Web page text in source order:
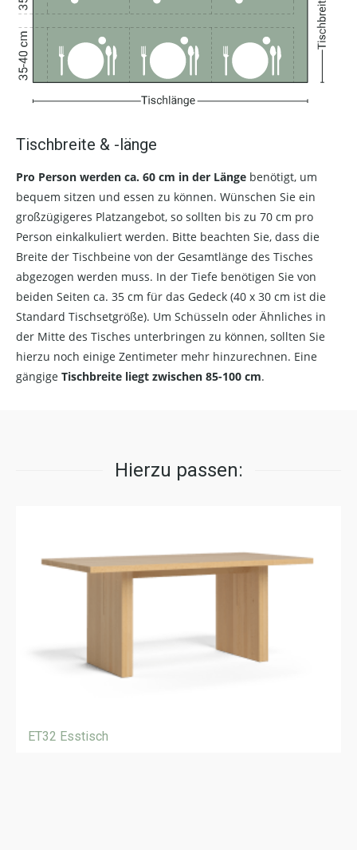
Tischbreite & -länge
Pro Person werden ca. 60 cm in der Länge benötigt, um
bequem sitzen und essen zu können. Wünschen Sie ein
großzügigeres Platzangebot, so sollten bis zu 70 cm pro
Person einkalkuliert werden. Bitte beachten Sie, dass die
Breite der Tischbeine von der Gesamtlänge des Tisches
abgezogen werden muss. In der Tiefe benötigen Sie von
beiden Seiten ca. 35 cm für das Gedeck (40 x 30 cm ist die
Standard Tischsetgröße). Um Schüsseln oder Ähnliches in
der Mitte des Tisches unterbringen zu können, sollten Sie
hierzu noch einige Zentimeter mehr hinzurechnen. Eine
gängige Tischbreite liegt zwischen 85-100 cm.
Hierzu passen:
ET32 Esstisch